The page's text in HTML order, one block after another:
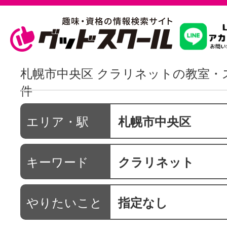
習いたいこ
スクールを
駅・路線か
通信講座を
札幌市中央区 クラリネットの教室・
件
エリア・駅 札幌市中央区
キーワード クラリネット
やりたいこと 指定なし